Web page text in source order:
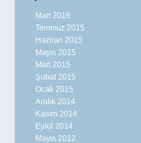
Mart 2016
Temmuz 2015
Haziran 2015
Mayıs 2015
Mart 2015
Şubat 2015
Ocak 2015
Aralık 2014
Kasım 2014
Eylül 2014
Mayıs 2012